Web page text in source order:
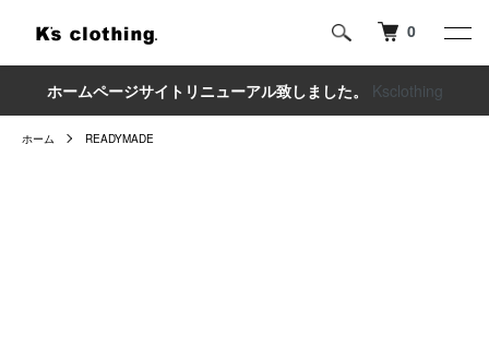
0
ホームページサイトリニューアル致しました。 Ksclothing
ホーム READYMADE